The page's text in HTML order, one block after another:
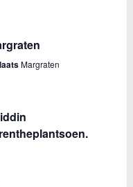
Margraten